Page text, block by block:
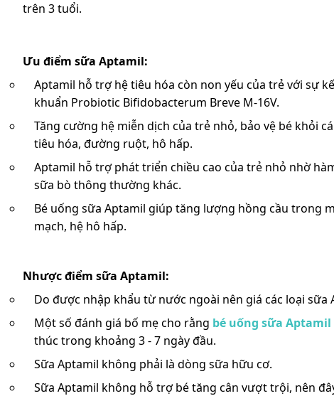
trên 3 tuổi.
Ưu điểm sữa Aptamil:
Aptamil hỗ trợ hệ tiêu hóa còn non yếu của trẻ với sự
khuẩn Probiotic Bifidobacterum Breve M-16V.
Tăng cường hệ miễn dịch của trẻ nhỏ, bảo vệ bé khỏi
tiêu hóa, đường ruột, hô hấp.
Aptamil hỗ trợ phát triển chiều cao của trẻ nhỏ nhờ
sữa bò thông thường khác.
Bé uống sữa Aptamil giúp tăng lượng hồng cầu trong
mạch, hệ hô hấp.
Nhược điểm sữa Aptamil:
Do được nhập khẩu từ nước ngoài nên giá các loại sữa
Một số đánh giá bố mẹ cho rằng bé uống sữa
thúc trong khoảng 3 - 7 ngày đầu.
Sữa Aptamil không phải là dòng sữa hữu cơ.
Sữa Aptamil không hỗ trợ bé tăng cân vượt trội, nên